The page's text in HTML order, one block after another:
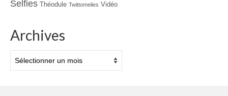
Selfies Théodule Twittomelies Vidéo
Archives